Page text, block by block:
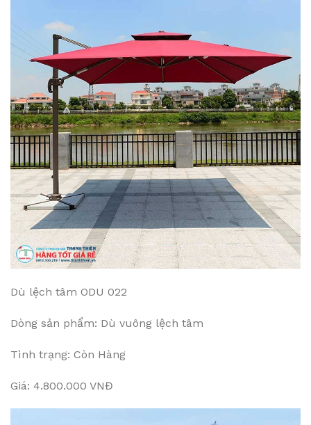
Dù lệch tâm ODU 022
Dòng sản phẩm: Dù vuông lệch tâm
Tình trạng: Còn Hàng
Giá: 4.800.000 VNĐ